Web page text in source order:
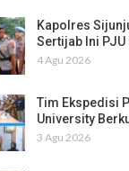
Kapolres
Sertijab Ini PJU
4 Agu 2026
Tim Ekspedisi
University
3 Agu 2026